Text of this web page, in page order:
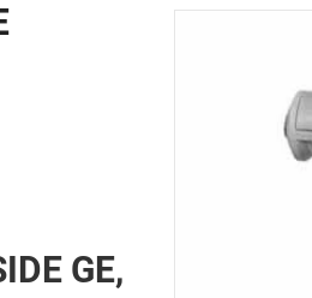
GE,